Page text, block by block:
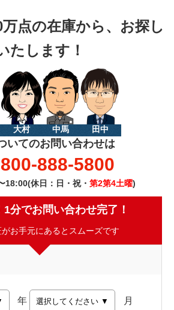
点の在庫から、お探し
たします！
大村 中馬 田中
いてのお問い合わせは
888-5800
18:00(休日：日・祝・ 第2第4土曜)
分でお問い合わせ完了！
お手元にあるとスムーズです
年 月